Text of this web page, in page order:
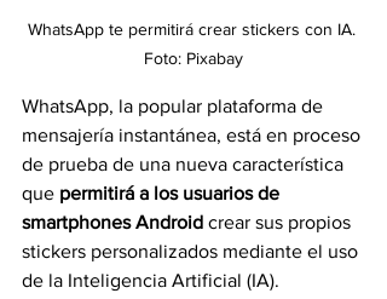
WhatsApp te permitirá crear stickers con IA.
Foto: Pixabay
WhatsApp, la popular plataforma de
mensajería instantánea, está en proceso
de prueba de una nueva característica
que permitirá a los usuarios de
smartphones Android crear sus propios
stickers personalizados mediante el uso
de la Inteligencia Artificial (IA).